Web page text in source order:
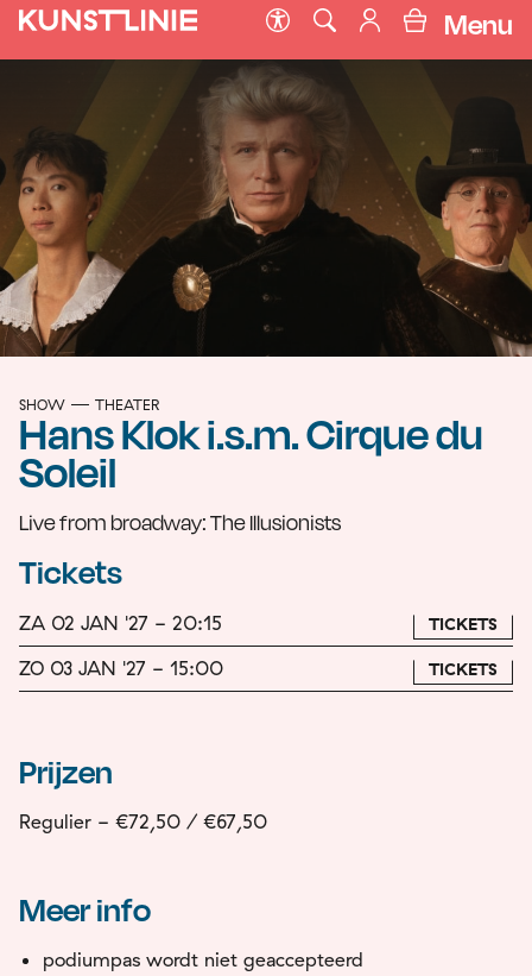
Menu
SHOW THEATER
Hans Klok i.s.m. Cirque du
Soleil
Live from broadway: The Illusionists
Tickets
ZA 02 JAN '27 - 20:15 TICKETS
ZO 03 JAN '27 - 15:00 TICKETS
Prijzen
Regulier - €72,50 / €67,50
Meer info
podiumpas wordt niet geaccepteerd